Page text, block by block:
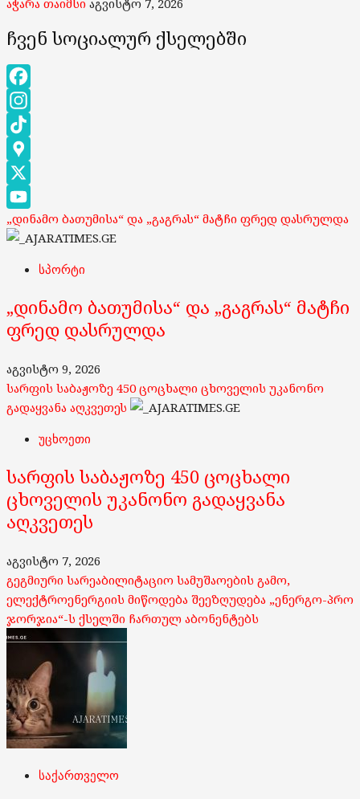
ჩვენ სოციალურ ქსელებში
Facebook
Instagram
TikTok
Google
Maps
X
YouTube
Channel
„დინამო ბათუმისა“ და „გაგრას“ მატჩი ფრედ დასრულდა
სპორტი
„დინამო ბათუმისა“ და „გაგრას“ მატჩი
ფრედ დასრულდა
აგვისტო 9, 2026
სარფის საბაჟოზე 450 ცოცხალი ცხოველის უკანონო
გადაყვანა აღკვეთეს
უცხოეთი
სარფის საბაჟოზე 450 ცოცხალი
ცხოველის უკანონო გადაყვანა
აღკვეთეს
აგვისტო 7, 2026
გეგმიური სარეაბილიტაციო სამუშაოების გამო,
ელექტროენერგიის მიწოდება შეეზღუდება „ენერგო-პრო
ჯორჯია“-ს ქსელში ჩართულ აბონენტებს
საქართველო